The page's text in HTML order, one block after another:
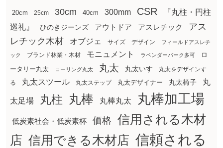
20cm 25cm 30cm 40cm 300mm CSR
『丸柱・円柱
巡礼』
ひのきジーンズ アウトドア アスレチック
アス
レチック木材
オブジェ サイズ デザイン フィールドアスレチ
ック ブランド林業・木材 モニュメント ラベンダーパーク多可
ロ
ータリー丸太
ローリング丸太 丸太 丸太いす
丸太をデザインす
る
丸太スツール 丸太ステップ 丸太デザイナー 丸太椅子 丸
太足場 丸柱 丸棒 丸棒丸太 丸棒加工場
低炭素社会・低炭素杯 価格
信用される木材
店 信用できる木材店 信頼される